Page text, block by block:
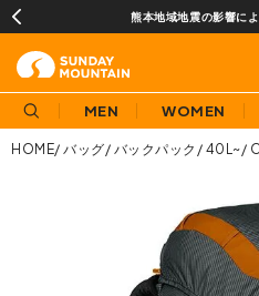
熊本地域地震の影響に
MEN WOMEN
HOME バッグ バックパック 40L~